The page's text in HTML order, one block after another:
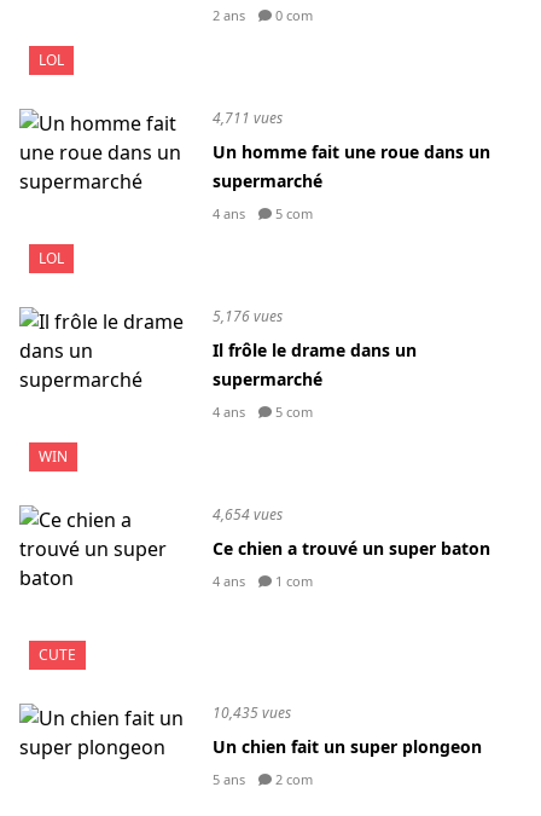
LOL
2 ans 0 com
LOL
4,711 vues
Un homme fait une roue dans un
supermarché
4 ans 5 com
WIN
5,176 vues
Il frôle le drame dans un
supermarché
4 ans 5 com
CUTE
4,654 vues
Ce chien a trouvé un super baton
4 ans 1 com
10,435 vues
Un chien fait un super plongeon
5 ans 2 com